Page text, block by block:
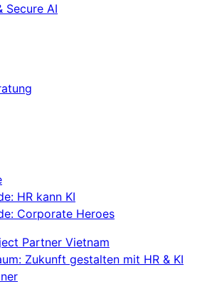
Secure AI
HR kann KI
Corporate Heroes
Partner Vietnam
Zukunft gestalten mit HR & KI